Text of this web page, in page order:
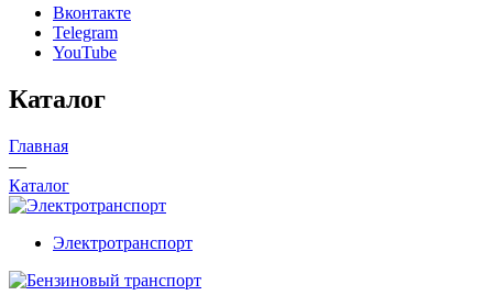
Вконтакте
Telegram
YouTube
Каталог
Главная
—
Каталог
Электротранспорт